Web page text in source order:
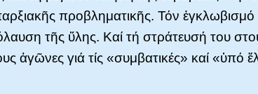
προβληματικῆς. Τόν ἐγκλωβισμό
τῆς ὕλης. Καί τή στράτευσή του
ἀγῶνες γιά τίς «συμβατικές» καί «ὑπό